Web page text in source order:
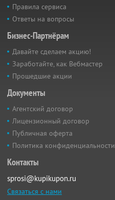
Правила сервиса
Ответы на вопросы
Бизнес-Партнёрам
Давайте сделаем акцию!
Заработайте, как Вебмастер
Прошедшие акции
Документы
Агентский договор
Лицензионный договор
Публичная оферта
Политика конфиденциальности
Контакты
sprosi@kupikupon.ru
Связаться с нами